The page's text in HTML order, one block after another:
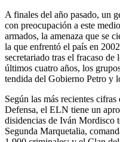
A finales del año pasado, un
con preocupación a este
armados, la amenaza que se
la que enfrentó el país en
secretariado tras el fracaso
últimos cuatro años, los
tendida del Gobierno Petro y
Según las más recientes
Defensa, el ELN tiene un
disidencias de Iván Mordisco
Segunda Marquetalia,